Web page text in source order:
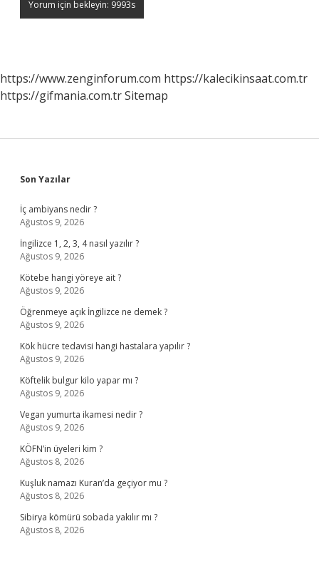
https://www.zenginforum.com https://kalecikinsaat.com.tr
https://gifmania.com.trSitemap
Sidebar
Son Yazılar
İç ambiyans nedir ?
Ağustos 9, 2026
İngilizce 1, 2, 3, 4 nasıl yazılır ?
Ağustos 9, 2026
Kötebe hangi yöreye ait ?
Ağustos 9, 2026
Öğrenmeye açık İngilizce ne demek ?
Ağustos 9, 2026
Kök hücre tedavisi hangi hastalara yapılır ?
Ağustos 9, 2026
Köftelik bulgur kilo yapar mı ?
Ağustos 9, 2026
Vegan yumurta ikamesi nedir ?
Ağustos 9, 2026
KÖFN’in üyeleri kim ?
Ağustos 8, 2026
Kuşluk namazı Kuran’da geçiyor mu ?
Ağustos 8, 2026
Sibirya kömürü sobada yakılır mı ?
Ağustos 8, 2026